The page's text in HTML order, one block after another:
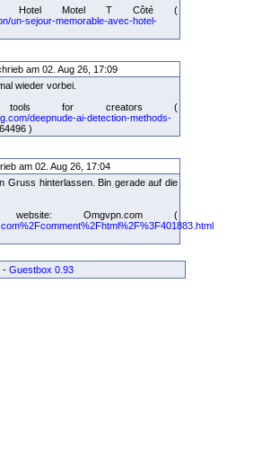
Hotel Motel T Côté (
un-sejour-memorable-avec-hotel-
am 02. Aug 26, 17:09
wieder vorbei.
for creators (
deepnude-ai-detection-methods-
)
am 02. Aug 26, 17:04
Gruss hinterlassen. Bin gerade auf die
Omgvpn.com (
- Guestbox 0.93